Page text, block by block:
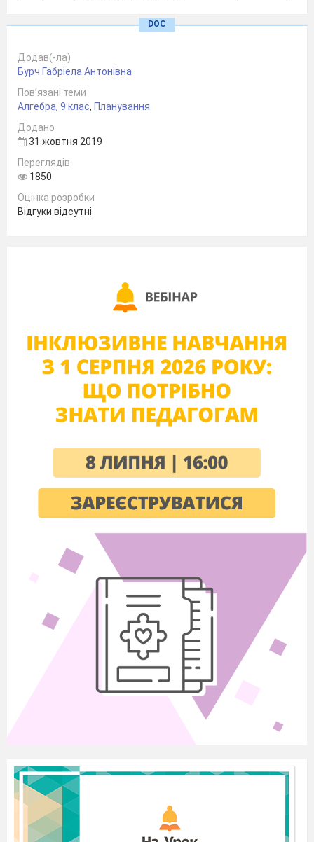
Самостійна робота.
9
Нерівності з однією змінною.
10
Лінійні нерівності з однією
11
12
Об’єднання та переріз множин.
13
Системи лінійних нерівностей з
нерівностей з однією змінною.
Самостійна робота.
знань, підготовка до
контрольної роботи.
Контрольна робота № 1.
Системи лінійних нерівностей
з однією змінною.
Тема № 2. Квадратична функція (20 год)
Область визначення та область
значень функції. Графік функції.
Нулі функції. Проміжки
знакосталості. Зростання і
спадання функції.
знакосталості. Зростання і
спадання функції, найбільше та
найменше значення функції.
Найпростіші перетворення
графіків функцій.
Найпростіші перетворення
графіків функцій.
Розв’язування вправ.
Самостійна робота.
Квадратична функція (
її
27
Контрольна робота № 2 з теми
«Функції. Властивості
28
Квадратна нерівність.
DOC
Додав(-ла)
Бурч Габріела Антонівна
Пов’язані теми
Алгебра, 9 клас, Планування
Додано
31 жовтня 2019
Переглядів
1850
Оцінка розробки
Відгуки відсутні